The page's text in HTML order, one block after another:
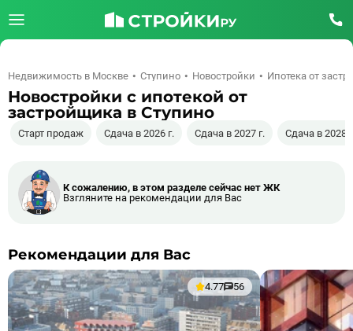
Недвижимость в Москве Ступино Новостройки Ипотека от
Новостройки с ипотекой от
застройщика в Ступино
Старт продаж Сдача в 2026 г. Сдача в 2027 г. Сдача в 2028
К сожалению, в этом разделе сейчас нет ЖК
Взгляните на рекомендации для Вас
Рекомендации для Вас
4.77 56